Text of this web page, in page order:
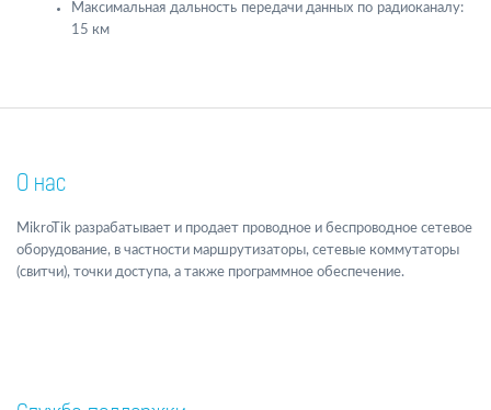
Максимальная дальность передачи данных по радиоканалу:
15 км
О нас
MikroTik разрабатывает и продает проводное и беспроводное сетевое
оборудование, в частности маршрутизаторы, сетевые коммутаторы
(свитчи), точки доступа, а также программное обеспечение.